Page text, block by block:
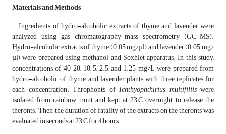
Materials and Methods
Ingredients of hydro-alcoholic extracts of thyme and lavender were
analyzed using gas chromatography-mass spectrometry (GC-MS).
Hydro-alcoholic extracts of thyme (0.05 mg/µl) and lavender (0.05 mg/
µl) were prepared using methanol and Soxhlet apparatus. In this study,
concentrations of 40, 20, 10, 5, 2.5, and 1.25 mg/L were prepared from
hydro-alcoholic of thyme and lavender plants with three replicates for
each concentration. Throphonts of Ichthyophthirius multifiliiswere
isolated from rainbow trout and kept at 23°C overnight to release the
theronts. Then, the duration of fatality of the extracts on the theronts was
evaluated in seconds at 23°C for 4 hours.